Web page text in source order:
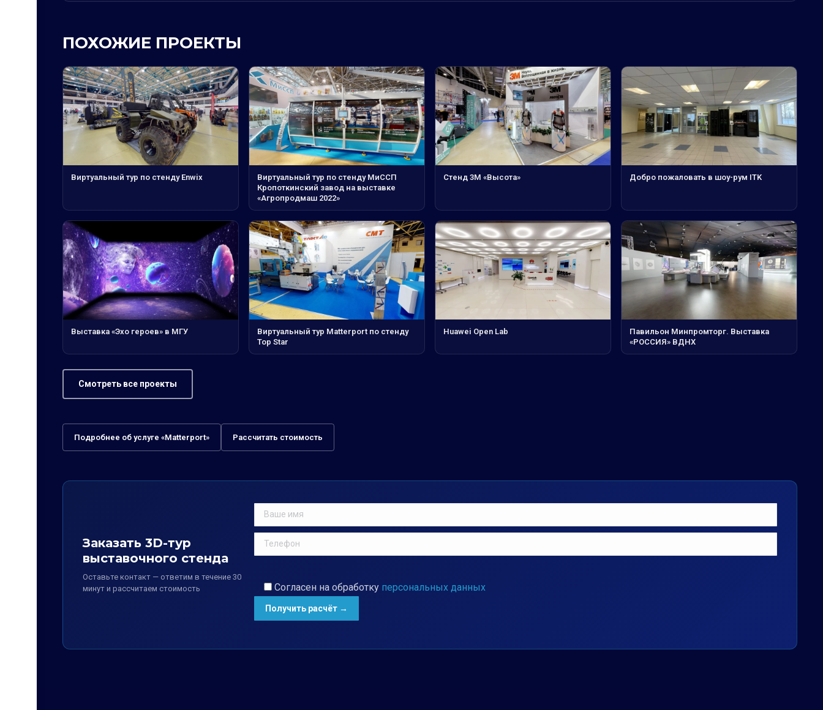
ПОХОЖИЕ ПРОЕКТЫ
Виртуальный тур по стенду Enwix
Виртуальный тур по стенду МиССП
Кропоткинский завод на выставке
«Агропродмаш 2022»
Стенд 3М «Высота» Добро пожаловать в шоу-рум ITK
Выставка «Эхо героев» в МГУ
Виртуальный тур Matterport по стенду
Top Star
Huawei Open Lab
Павильон Минпромторг. Выставка
«РОССИЯ» ВДНХ
Смотреть все проекты
Подробнее об услуге «Matterport» Рассчитать стоимость
Заказать 3D-тур
выставочного стенда
Оставьте контакт — ответим в течение 30
минут и рассчитаем стоимость
Согласен на обработку персональных данных